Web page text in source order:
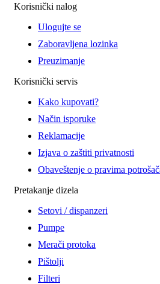
Korisnički nalog
Ulogujte se
Zaboravljena lozinka
Preuzimanje
Korisnički servis
Kako kupovati?
Način isporuke
Reklamacije
Izjava o zaštiti privatnosti
Obaveštenje o pravima
Pretakanje dizela
Setovi / dispanzeri
Pumpe
Merači protoka
Pištolji
Filteri